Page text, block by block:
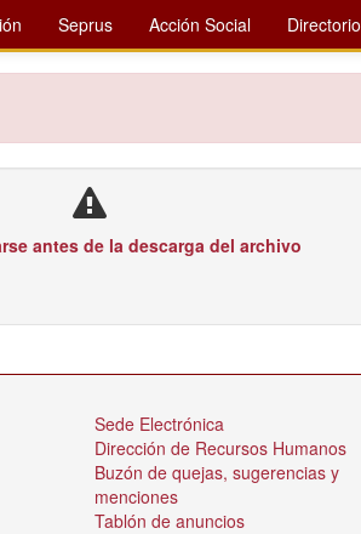
Seprus Acción Social Directorio
antes de la descarga del archivo
Sede Electrónica
Dirección de Recursos Humanos
Buzón de quejas, sugerencias y
menciones
Tablón de anuncios